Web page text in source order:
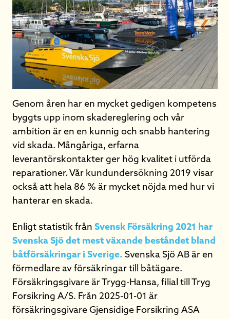
Genom åren har en mycket gedigen kompetens
byggts upp inom skadereglering och vår
ambition är en en kunnig och snabb hantering
vid skada. Mångåriga, erfarna
leverantörskontakter ger hög kvalitet i utförda
reparationer. Vår kundundersökning 2019 visar
också att hela 86 % är mycket nöjda med hur vi
hanterar en skada.
Enligt statistik från Svensk Försäkring 2021 har
Svenska Sjö det mest växande beståndet bland
båtförsäkringar i Sverige. Svenska Sjö AB är en
förmedlare av försäkringar till båtägare.
Försäkringsgivare är Trygg-Hansa, filial till Tryg
Forsikring A/S. Från 2025-01-01 är
försäkringsgivare Gjensidige Forsikring ASA